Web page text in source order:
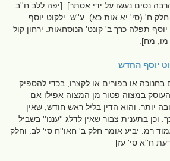
נסים נעשו על ידי אסתר]. [יפה ללב ח''ב.
חלק ח' (סי' יא אות כא). ע''ש. ילקוט יוסף
תפלה כרך ב' קונט' הנוסחאות. ירחון קול
מח].
יוסף החדש
בחנוכה או בפורים או לקצרו, בכדי להספיק
במצוה פטור מן המצוה אפילו אם
יותר. והוא הדין בליל ראש חודש, שאין
וכן בתענית צבור שאין לדלג ''עננו'' בשביל
רמ. יביע אומר חלק ב' חאו''ח סי' לב. וחלק
ח''א סי' עז]